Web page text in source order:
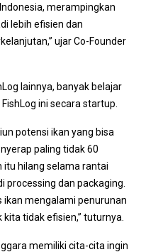
merampingkan
lebih efisien dan
ujar Co-Founder
lainnya, banyak belajar
ini secara startup.
potensi ikan yang bisa
paling tidak 60
itu hilang selama rantai
processing dan packaging.
ikan mengalami penurunan
tidak efisien,” tuturnya.
memiliki cita-cita ingin